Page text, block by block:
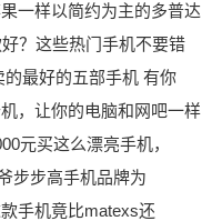
一样以简约为主的多普达
？这些热门手机不要错
的最好的五部手机 有你
，让你的电脑和网吧一样
元买这么漂亮手机，
步步高手机品牌为
手机竟比matexs还